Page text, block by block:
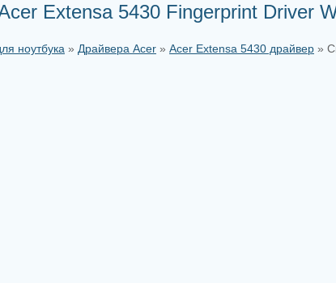
Extensa 5430 Fingerprint Driver
ноутбука » Драйвера Acer » Acer Extensa 5430 драйвер »